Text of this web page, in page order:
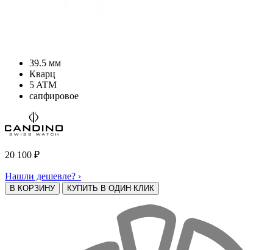
39.5 мм
Кварц
5 ATM
сапфировое
20 100 ₽
Нашли дешевле? ›
В КОРЗИНУ КУПИТЬ В ОДИН КЛИК